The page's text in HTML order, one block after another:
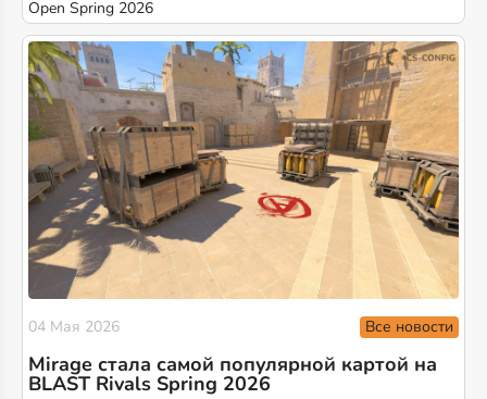
Open Spring 2026
04 Мая 2026 Все новости
Mirage стала самой популярной картой на
BLAST Rivals Spring 2026